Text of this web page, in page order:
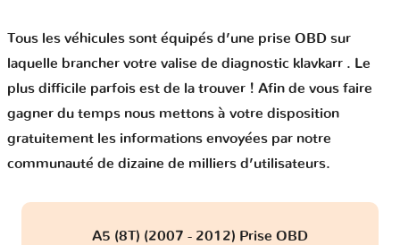
Tous les véhicules sont équipés d’une prise OBD sur
laquelle brancher votre valise de diagnostic klavkarr . Le
plus difficile parfois est de la trouver ! Afin de vous faire
gagner du temps nous mettons à votre disposition
gratuitement les informations envoyées par notre
communauté de dizaine de milliers d’utilisateurs.
A5 (8T) (2007 - 2012) Prise OBD